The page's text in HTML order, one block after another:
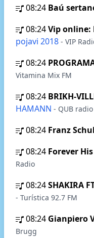
08:24 Baú
08:24Vip online:
pojavi 2018 - VIP
08:24
Vitamina Mix FM
08:24 BRIKH-
HAMANN - QUB radio
08:24 Franz
08:24 Forever His
Radio
08:24SHAKIRA
- Turística 92.7 FM
08:24 Gianpiero
Brugg